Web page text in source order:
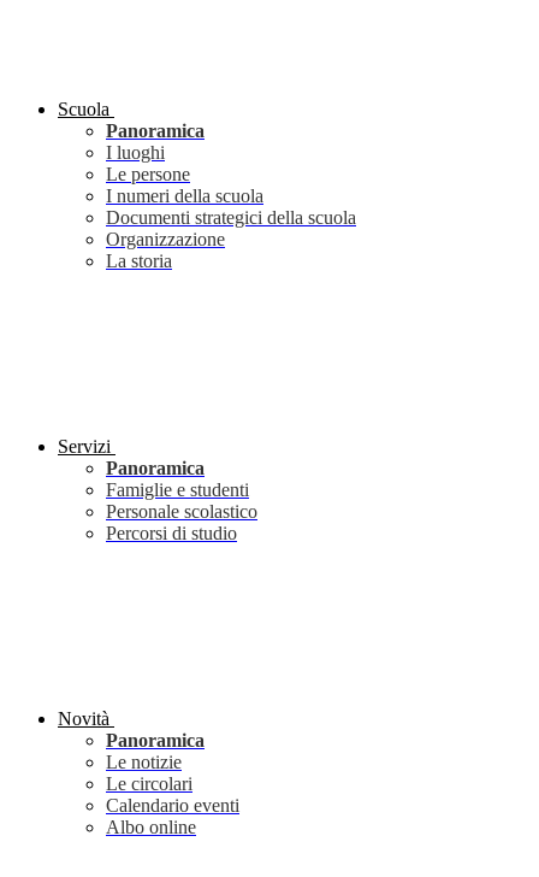
Scuola
Panoramica
I luoghi
Le persone
I numeri della scuola
Documenti strategici della scuola
Organizzazione
La storia
Servizi
Panoramica
Famiglie e studenti
Personale scolastico
Percorsi di studio
Novità
Panoramica
Le notizie
Le circolari
Calendario eventi
Albo online